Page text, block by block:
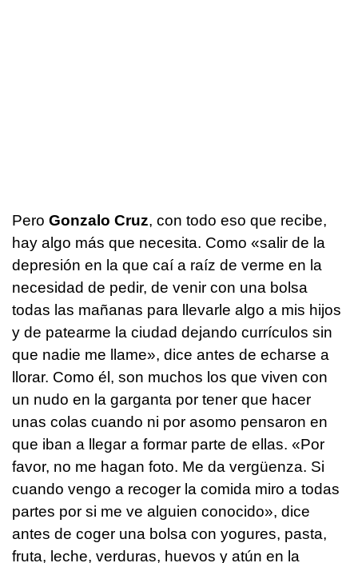
Pero Gonzalo Cruz, con todo eso que recibe,
hay algo más que necesita. Como «salir de la
depresión en la que caí a raíz de verme en la
necesidad de pedir, de venir con una bolsa
todas las mañanas para llevarle algo a mis hijos
y de patearme la ciudad dejando currículos sin
que nadie me llame», dice antes de echarse a
llorar. Como él, son muchos los que viven con
un nudo en la garganta por tener que hacer
unas colas cuando ni por asomo pensaron en
que iban a llegar a formar parte de ellas. «Por
favor, no me hagan foto. Me da vergüenza. Si
cuando vengo a recoger la comida miro a todas
partes por si me ve alguien conocido», dice
antes de coger una bolsa con yogures, pasta,
fruta, leche, verduras, huevos y atún en la